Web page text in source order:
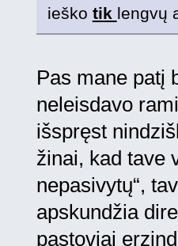
ieško tik lengvų
Pas mane patį
neleisdavo
išspręst
žinai, kad tave
nepasivytų“,
apskundžia
pastoviai